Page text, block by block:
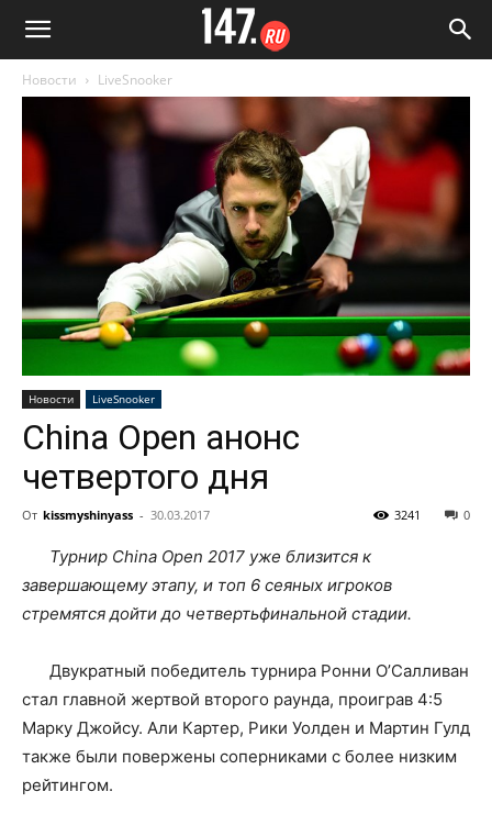
Новости LiveSnooker
Новости LiveSnooker
China Open анонс
четвертого дня
От kissmyshinyass - 30.03.2017 0
3241
Турнир China Open 2017 уже близится к
завершающему этапу, и топ 6 сеяных игроков
стремятся дойти до четвертьфинальной стадии.
Двукратный победитель турнира Ронни О’Салливан
стал главной жертвой второго раунда, проиграв 4:5
Марку Джойсу. Али Картер, Рики Уолден и Мартин Гулд
также были повержены соперниками с более низким
рейтингом.